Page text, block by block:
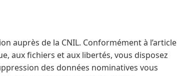
auprès de la CNIL. Conformément à l’article
aux fichiers et aux libertés, vous disposez
des données nominatives vous